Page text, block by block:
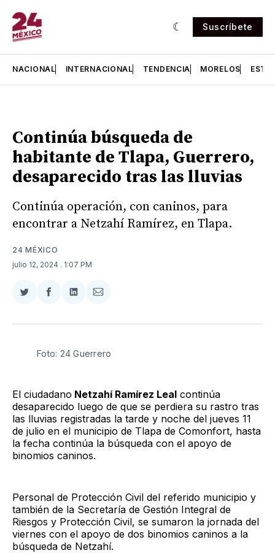
Suscríbete
NACIONAL INTERNACIONAL TENDENCIA MORELOS
Continúa búsqueda de
habitante de Tlapa, Guerrero,
desaparecido tras las lluvias
Continúa operación, con caninos, para
encontrar a Netzahí Ramírez, en Tlapa.
24 MÉXICO
julio 12, 2024 . 1:07 PM
Compartir
Twitter
Compartir
Facebook
Compartir
LinkedIn
Compartir
Email
Foto: 24 Guerrero
El ciudadano Netzahí Ramírez Leal continúa
desaparecido luego de que se perdiera su rastro tras
las lluvias registradas la tarde y noche del jueves 11
de julio en el municipio de Tlapa de Comonfort, hasta
la fecha continúa la búsqueda con el apoyo de
binomios caninos.
Personal de Protección Civil del referido municipio y
también de la Secretaría de Gestión Integral de
Riesgos y Protección Civil, se sumaron la jornada del
viernes con el apoyo de dos binomios caninos a la
búsqueda de Netzahí.